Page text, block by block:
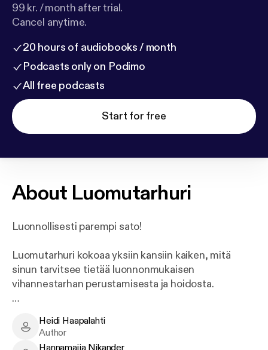
99 kr. / month after trial.
Cancel anytime.
20 hours of audiobooks / month
Podcasts only on Podimo
All free podcasts
Start for free
About Luomutarhuri
Luonnollisesti parempi sato!
Luomutarhuri kokoaa yksiin kansiin kaiken, mitä
sinun tarvitsee tietää luonnonmukaisen
vihannestarhan perustamisesta ja hoidosta.
metsäpuutarha tai luonnonmukainen lavatarha –
Luomutarhurista löydät jokaiselle sopivan tavan
Heidi Haapalahti - Author
Heidi Haapalahti
Author
Hannamaija Nikander